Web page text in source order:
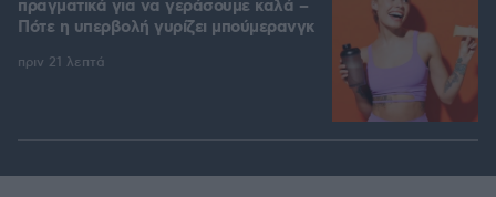
πραγματικά για να γεράσουμε καλά –
Πότε η υπερβολή γυρίζει μπούμερανγκ
πριν 21 λεπτά